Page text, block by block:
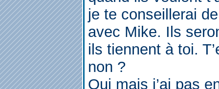
je te conseillerai
avec Mike. Ils
ils tiennent à toi.
non ?
Oui mais j’ai pas